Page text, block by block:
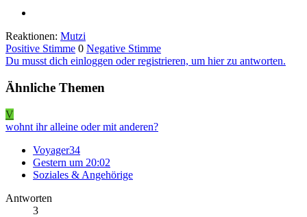
Reaktionen: Mutzi
Positive Stimme 0 Negative Stimme
Du musst dich einloggen oder registrieren, um hier zu antworten.
Ähnliche Themen
V
wohnt ihr alleine oder mit anderen?
Voyager34
Gestern um 20:02
Soziales & Angehörige
Antworten
3